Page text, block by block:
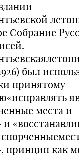
Собрание
был
принятому
места и
и
принцип как